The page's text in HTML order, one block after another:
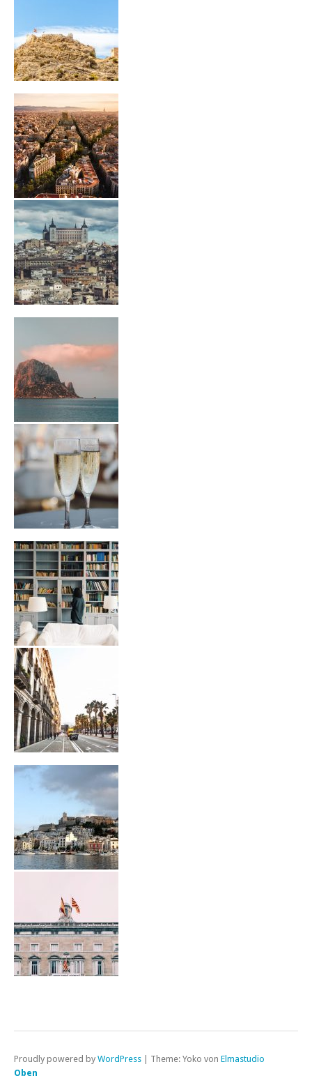
Proudly powered by WordPress Theme: Yoko von Elmastudio
Oben